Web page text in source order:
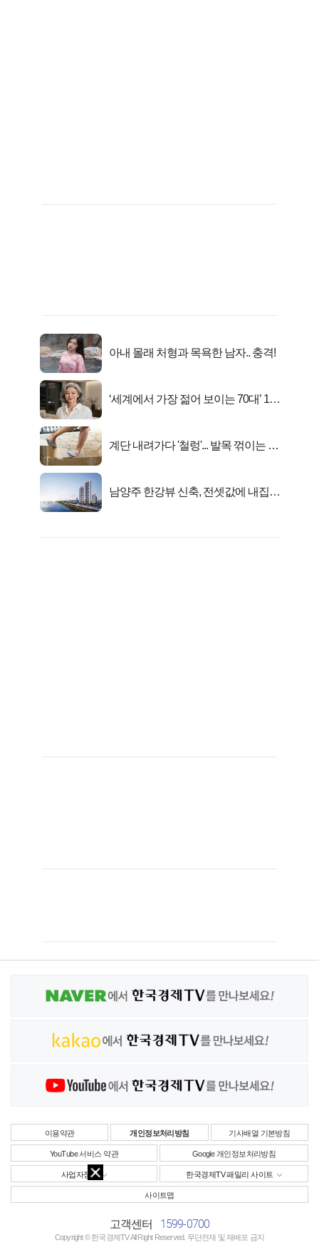
아내 몰래 처형과 목욕한 남자.. 충격!
‘세계에서 가장 젊어 보이는 70대’ 1위
계단 내려가다 '철렁'... 발목 꺾이는 이
남양주 한강뷰 신축, 전셋값에 내집마
이용약관 개인정보처리방침 기사배열 기본방침
YouTube 서비스 약관 Google 개인정보처리방침
사업자정보 한국경제TV 패밀리 사이트
사이트맵
고객센터 1599-0700
Copyright © 한국경제TV All Right Reserved. 무단전재 및 재배포 금지